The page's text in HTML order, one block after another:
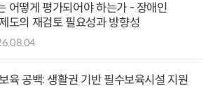
어떻게 평가되어야 하는가 - 장애인
도의 재검토 필요성과 방향성
육 공백: 생활권 기반 필수보육시설 지원